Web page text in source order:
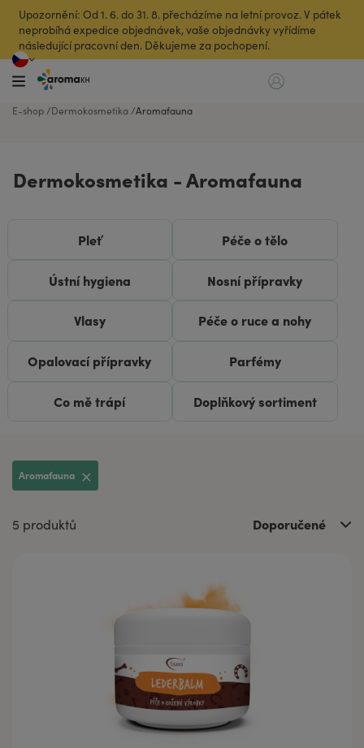
Upozornění: Od 1. 6. do 31. 8. přecházíme na letní provoz. V pátek
neprobíhá expedice objednávek, vaše objednávky vyřídíme
následující pracovní den. Děkujeme za pochopení.
E-shop Dermokosmetika Aromafauna
Dermokosmetika - Aromafauna
Pleť Péče o tělo
Ústní hygiena Nosní přípravky
Vlasy Péče o ruce a nohy
Opalovací přípravky Parfémy
Co mě trápí Doplňkový sortiment
Aromafauna
5 produktů Doporučené